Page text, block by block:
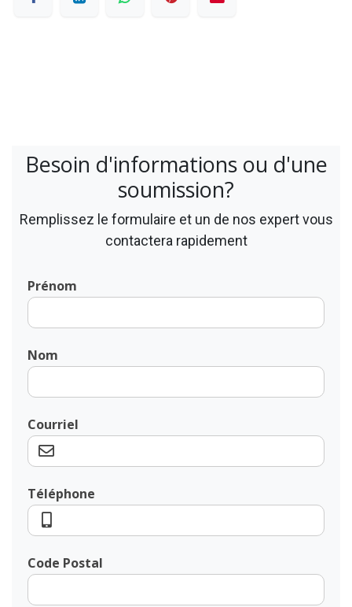
Besoin d'informations ou d'une
soumission?
Remplissez le formulaire et un de nos expert vous
contactera rapidement
Prénom
Nom
Courriel
Téléphone
Code Postal